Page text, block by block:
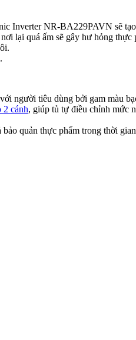
Inverter NR-BA229PAVN sẽ
lại quá ấm sẽ gây hư hỏng thực
người tiêu dùng bởi gam màu
2 cánh, giúp tủ tự điều chỉnh mức
quản thực phẩm trong thời